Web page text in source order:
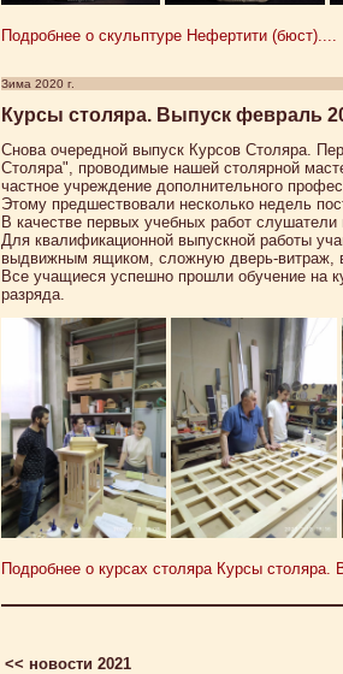
Подробнее о скульптуре Нефертити (бюст)....
Зима 2020 г.
Курсы столяра. Выпуск февраль
Снова очередной выпуск Курсов Столяра.
Столяра", проводимые нашей столярной
частное учреждение дополнительного
Этому предшествовали несколько недель
В качестве первых учебных работ
Для квалификационной выпускной работы
выдвижным ящиком, сложную дверь-витраж,
Все учащиеся успешно прошли обучение на
разряда.
Подробнее о курсах столяра Курсы
<< новости 2021